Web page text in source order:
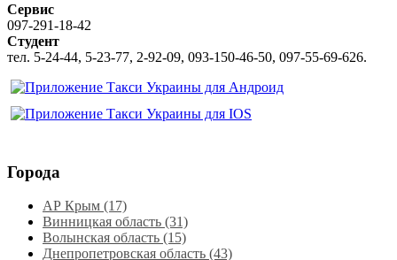
Сервис
097-291-18-42
Студент
тел. 5-24-44, 5-23-77, 2-92-09, 093-150-46-50, 097-55-69-626.
Города
АР Крым (17)
Винницкая область (31)
Волынская область (15)
Днепропетровская область‎ (43)